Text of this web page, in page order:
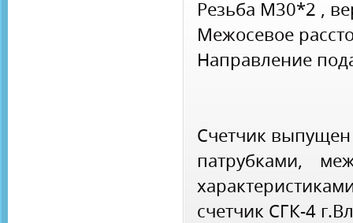
Резьба М30*2 ,
Межосевое
Направление
Счетчик
патрубками,
счетчик СГК-4